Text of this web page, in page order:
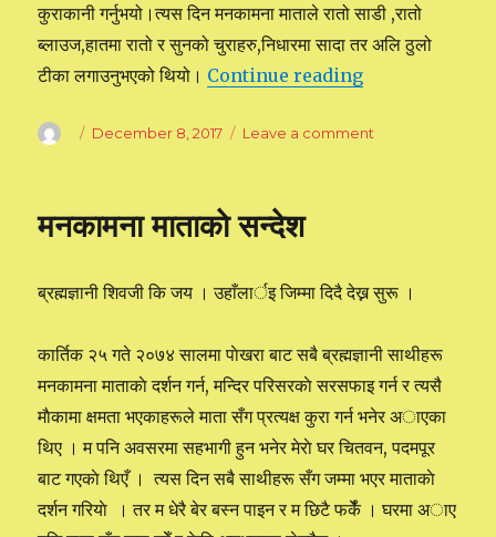
कुराकानी गर्नुभयो।त्यस दिन मनकामना माताले रातो साडी ,रातो
ब्लाउज,हातमा रातो र सुनको चुराहरु,निधारमा सादा तर अलि ठुलो
टीका लगाउनुभएको थियो। Continue reading
Author
Posted
December 8, 2017 Leave a comment
मनकामना माताकाे सन्देश
ब्रह्मज्ञानी शिवजी कि जय । उहाँलार्इ जिम्मा दिदै देख्न सुरू ।
कार्तिक २५ गते २०७४ सालमा पाेखरा बाट सबै ब्रह्मज्ञानी साथीहरू
मनकामना माताकाे दर्शन गर्न, मन्दिर परिसरकाे सरसफाइ गर्न र त्यसै
माैकामा क्षमता भएकाहरूले माता सँग प्रत्यक्ष कुरा गर्न भनेर अाएका
थिए । म पनि अवसरमा सहभागी हुन भनेर मेराे घर चितवन, पदमपूर
बाट गएकाे थिएँ । त्यस दिन सबै साथीहरू सँग जम्मा भएर माताकाे
दर्शन गरियाे । तर म धेरै बेर बस्न पाइन र म छिटै फर्केँ । घरमा अाए